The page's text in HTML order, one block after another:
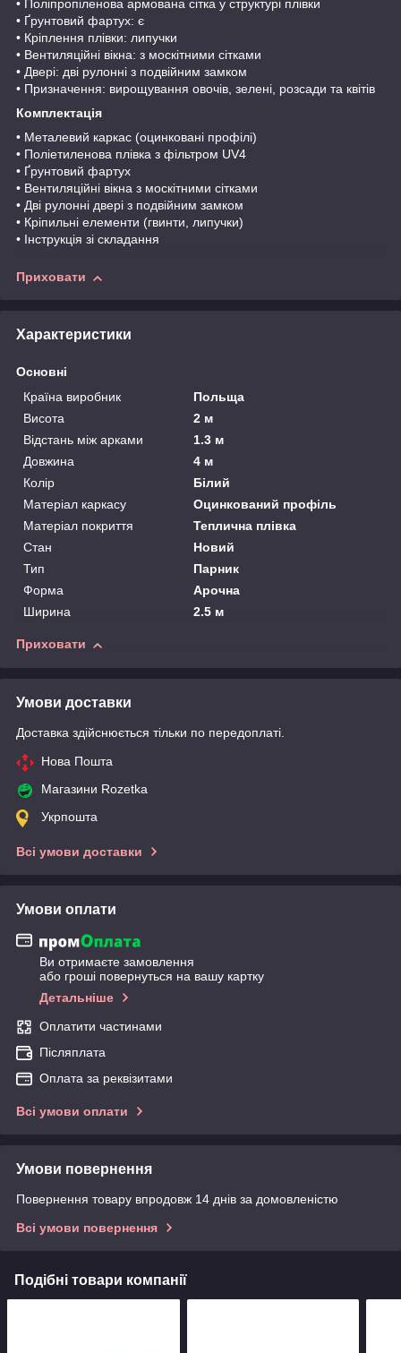
• Поліпропіленова армована сітка у структурі плівки
• Ґрунтовий фартух: є
• Кріплення плівки: липучки
• Вентиляційні вікна: з москітними сітками
• Двері: дві рулонні з подвійним замком
• Призначення: вирощування овочів, зелені, розсади та квітів
Комплектація
• Металевий каркас (оцинковані профілі)
• Поліетиленова плівка з фільтром UV4
• Ґрунтовий фартух
• Вентиляційні вікна з москітними сітками
• Дві рулонні двері з подвійним замком
• Кріпильні елементи (гвинти, липучки)
• Інструкція зі складання
Приховати
Характеристики
Основні
Країна виробник
Польща
Висота
2 м
Відстань між арками
1.3 м
Довжина
4 м
Колір
Білий
Матеріал каркасу
Оцинкований профіль
Матеріал покриття
Теплична плівка
Стан
Новий
Тип
Парник
Форма
Арочна
Ширина
2.5 м
Приховати
Умови доставки
Доставка здійснюється тільки по передоплаті.
Нова Пошта
Магазини Rozetka
Укрпошта
Всі умови доставки
Умови оплати
Ви отримаєте замовлення
або гроші повернуться на вашу картку
Детальніше
Оплатити частинами
Післяплата
Оплата за реквізитами
Всі умови оплати
Умови повернення
Повернення товару впродовж 14 днів за домовленістю
Всі умови повернення
Подібні товари компанії